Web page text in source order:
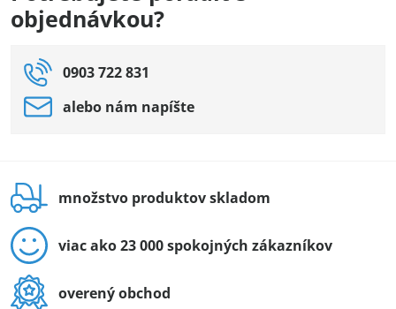
objednávkou?
0903 722 831
alebo nám napíšte
množstvo produktov skladom
viac ako 23 000 spokojných zákazníkov
overený obchod